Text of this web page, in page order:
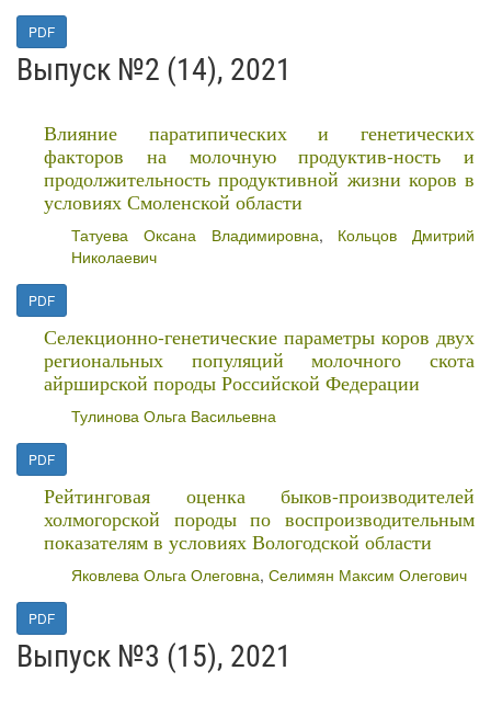
PDF
Выпуск №2 (14), 2021
Влияние паратипических и генетических
факторов на молочную продуктив-ность и
продолжительность продуктивной жизни коров в
условиях Смоленской области
Татуева Оксана Владимировна, Кольцов Дмитрий
Николаевич
PDF
Селекционно-генетические параметры коров двух
региональных популяций молочного скота
айрширской породы Российской Федерации
Тулинова Ольга Васильевна
PDF
Рейтинговая оценка быков-производителей
холмогорской породы по воспроизводительным
показателям в условиях Вологодской области
Яковлева Ольга Олеговна, Селимян Максим Олегович
PDF
Выпуск №3 (15), 2021